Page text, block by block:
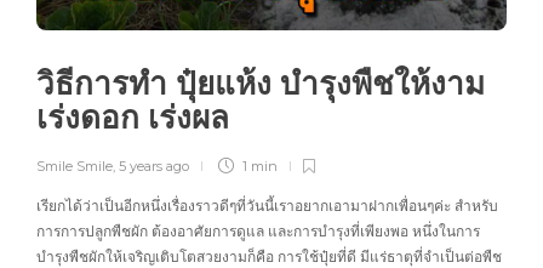
วิธีการทำ ปุ๋ยแห้ง บำรุงพืชให้งาม
เร่งดอก เร่งผล
Smile Smile 5 years ago 1 min
เรียกได้ว่าเป็นอีกหนึ่งเรื่องราวดีๆที่วันนี้เราอยากเอามาฝากเพื่อนๆค่ะ สำหรับ
การการปลูกพืชผัก ต้องอาศัยการดูแล และการบำรุงที่เพียงพอ หนึ่งในการ
บำรุงพืชผักให้เจริญเติบโตสวยงามก็คือ การใช้ปุ๋ยที่ดี มีแร่ธาตุที่จำเป็นต่อพืช